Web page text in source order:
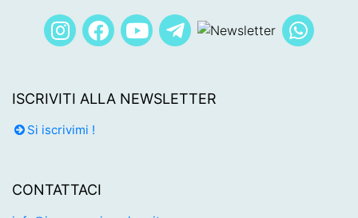
ISCRIVITI ALLA NEWSLETTER
Si iscrivimi !
CONTATTACI